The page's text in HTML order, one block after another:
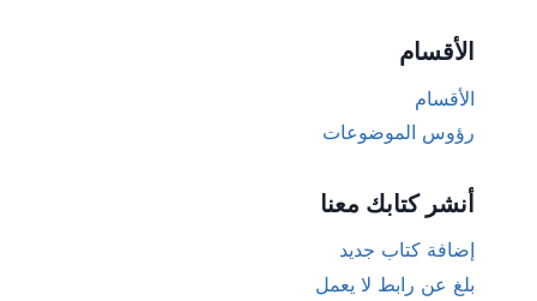
الأقسام
الأقسام
رؤوس الموضوعات
أنشر كتابك معنا
إضافة كتاب جديد
بلغ عن رابط لا يعمل